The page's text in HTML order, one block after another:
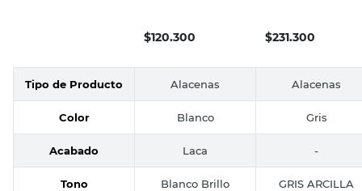
$120.300
Gris Arcilla
Ricchezze
$231.300
Tipo de Producto Alacenas Alacenas
Color Blanco Gris
Acabado Laca -
Tono Blanco Brillo GRIS ARCILLA